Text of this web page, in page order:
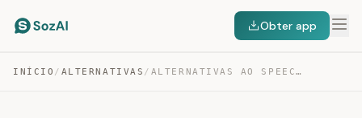
Obter app
INÍCIO / ALTERNATIVAS / ALTERNATIVAS AO SPEECHIFY